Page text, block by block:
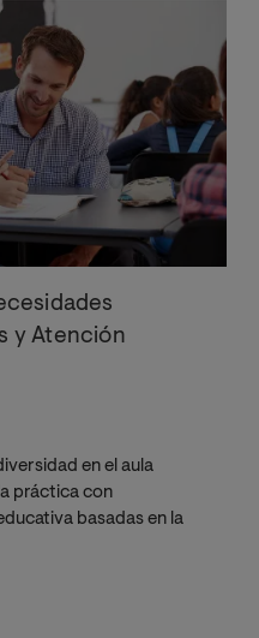
y Atención
en el aula
práctica con
basadas en la